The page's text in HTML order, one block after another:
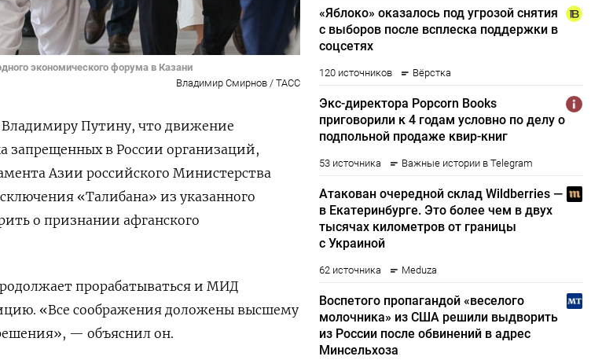
экономического форума в Казани
Владимир Смирнов / ТАСС
Путину, что движение
запрещенных в России организаций,
Азии российского Министерства
«Талибана» из указанного
о признании афганского
прорабатываться и МИД
«Все соображения доложены высшему
— объяснил он.